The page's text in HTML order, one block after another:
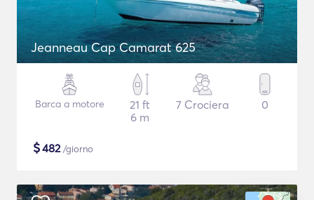
Jeanneau Cap Camarat 625
Barca a motore
21 ft
6 m
7 Crociera 0
$482/giorno